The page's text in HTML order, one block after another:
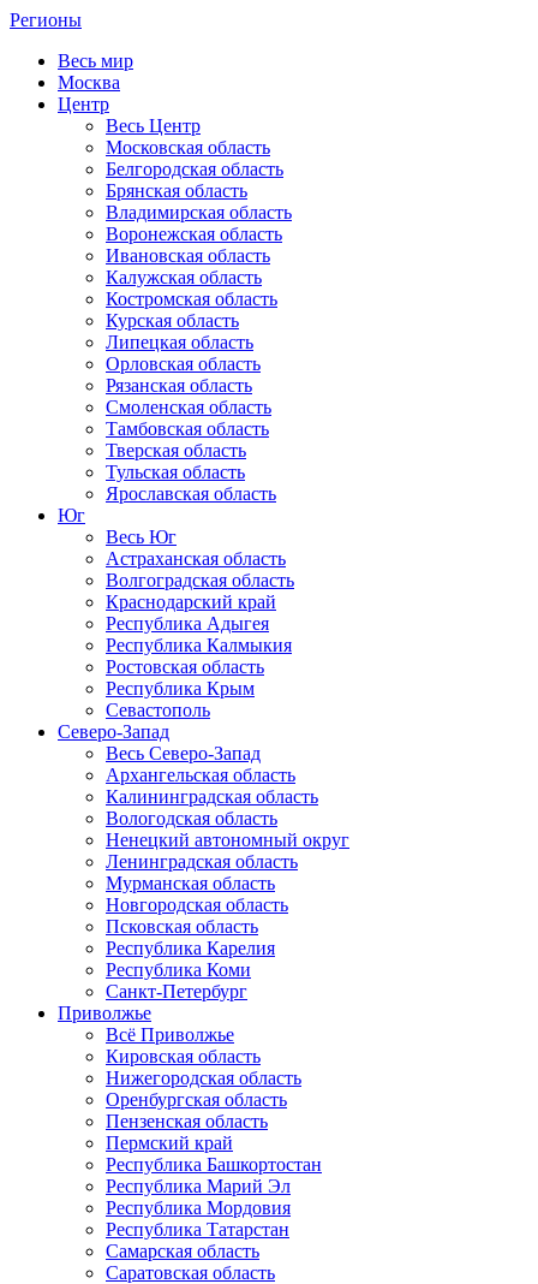
Регионы
Весь мир
Москва
Центр
Весь Центр
Московская область
Белгородская область
Брянская область
Владимирская область
Воронежская область
Ивановская область
Калужская область
Костромская область
Курская область
Липецкая область
Орловская область
Рязанская область
Смоленская область
Тамбовская область
Тверская область
Тульская область
Ярославская область
Юг
Весь Юг
Астраханская область
Волгоградская область
Краснодарский край
Республика Адыгея
Республика Калмыкия
Ростовская область
Республика Крым
Севастополь
Северо-Запад
Весь Северо-Запад
Архангельская область
Калининградская область
Вологодская область
Ненецкий автономный округ
Ленинградская область
Мурманская область
Новгородская область
Псковская область
Республика Карелия
Республика Коми
Санкт-Петербург
Приволжье
Всё Приволжье
Кировская область
Нижегородская область
Оренбургская область
Пензенская область
Пермский край
Республика Башкортостан
Республика Марий Эл
Республика Мордовия
Республика Татарстан
Самарская область
Саратовская область